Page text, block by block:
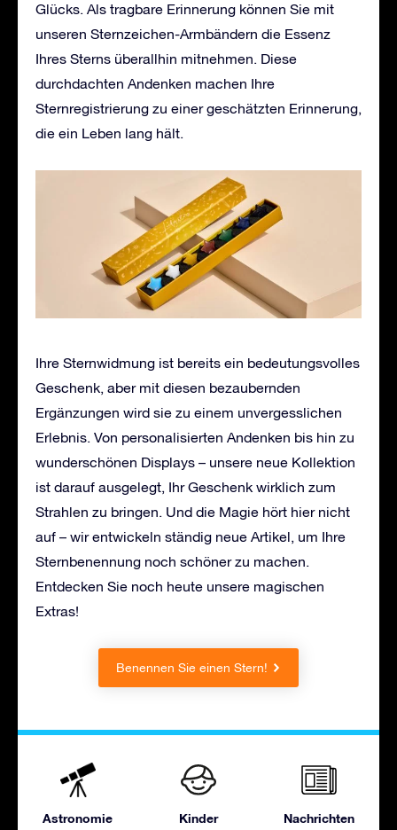
Glücks. Als tragbare Erinnerung können Sie mit
unseren Sternzeichen-Armbändern die Essenz
Ihres Sterns überallhin mitnehmen. Diese
durchdachten Andenken machen Ihre
Sternregistrierung zu einer geschätzten Erinnerung,
die ein Leben lang hält.
Ihre Sternwidmung ist bereits ein bedeutungsvolles
Geschenk, aber mit diesen bezaubernden
Ergänzungen wird sie zu einem unvergesslichen
Erlebnis. Von personalisierten Andenken bis hin zu
wunderschönen Displays – unsere neue Kollektion
ist darauf ausgelegt, Ihr Geschenk wirklich zum
Strahlen zu bringen. Und die Magie hört hier nicht
auf – wir entwickeln ständig neue Artikel, um Ihre
Sternbenennung noch schöner zu machen.
Entdecken Sie noch heute unsere magischen
Extras!
Benennen Sie einen Stern!
Astronomie Kinder Nachrichten